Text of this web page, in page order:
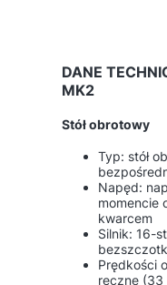
DANE
MK2
Stół obrotowy
Typ: stół
Napęd:
momencie
kwarcem
Silnik: 16-
Prędkości
ręczne (33